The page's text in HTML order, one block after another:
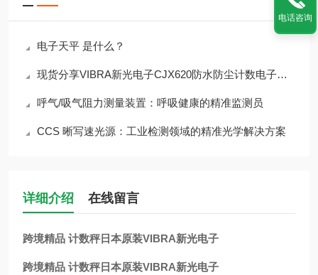
电子天平 是什么？
现货分享VIBRA新光电子CJX620防水防尘计数电子天平
呼气/吸气阻力测量装置：呼吸健康的精准监测员
CCS 晰写速光源：工业检测领域的精准光学解决方案​
详细介绍 在线留言
跨境精品 计数秤日本原装VIBRA新光电子
跨境精品 计数秤日本原装VIBRA新光电子
电话咨询